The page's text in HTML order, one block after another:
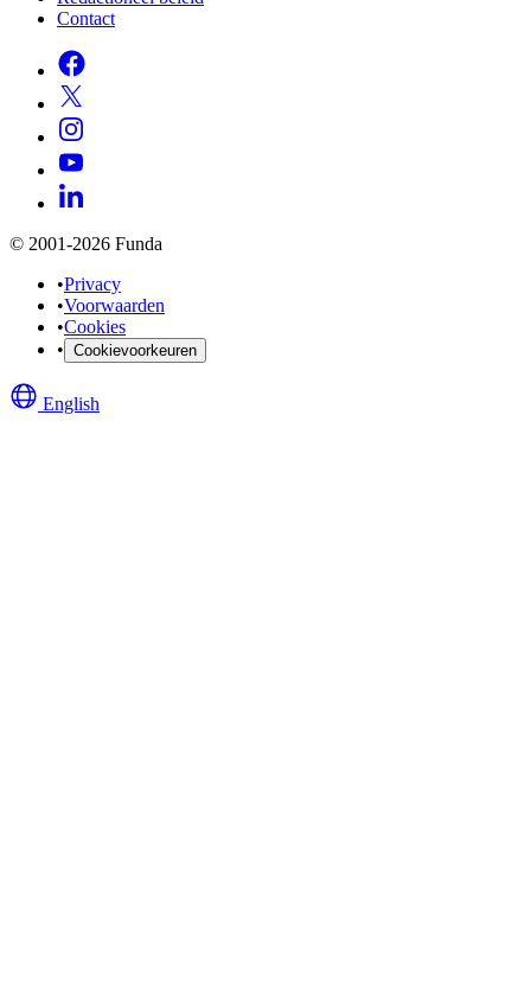
Contact
© 2001-2026 Funda
•Privacy
•Voorwaarden
•Cookies
• Cookievoorkeuren
English